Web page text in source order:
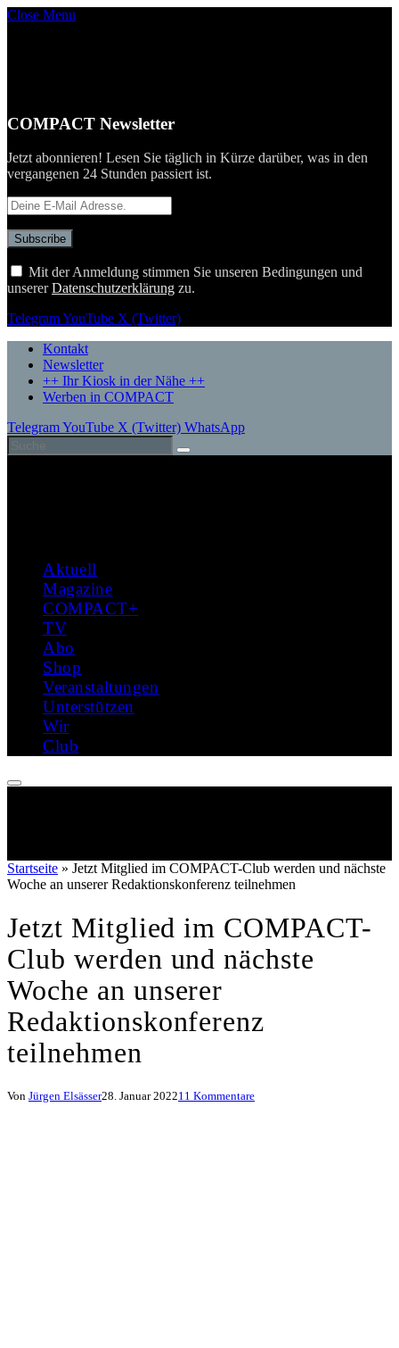
Close Menu
COMPACT Newsletter
Jetzt abonnieren! Lesen Sie täglich in Kürze darüber, was in den
vergangenen 24 Stunden passiert ist.
Mit der Anmeldung stimmen Sie unseren Bedingungen und
unsererDatenschutzerklärung zu.
TelegramYouTube X (Twitter)
Kontakt
Newsletter
++ Ihr Kiosk in der Nähe ++
Werben in COMPACT
TelegramYouTube X (Twitter) WhatsApp
Aktuell
Magazine
COMPACT+
TV
Abo
Shop
Veranstaltungen
Unterstützen
Wir
Club
Startseite » Jetzt Mitglied im COMPACT-Club werden und nächste
Woche an unserer Redaktionskonferenz teilnehmen
Jetzt Mitglied im COMPACT-
Club werden und nächste
Woche an unserer
Redaktionskonferenz
teilnehmen
Von Jürgen Elsässer28. Januar 202211 Kommentare